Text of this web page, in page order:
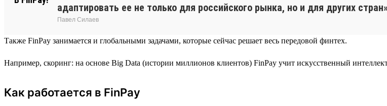
адаптировать ее не только для российского рынка, но и для других
Павел Силаев
Также FinPay занимается и глобальными задачами, которые сейчас решает весь передовой финтех.
Например, скоринг: на основе Big Data (истории миллионов клиентов) FinPay учит искусственный
Как работается в FinPay